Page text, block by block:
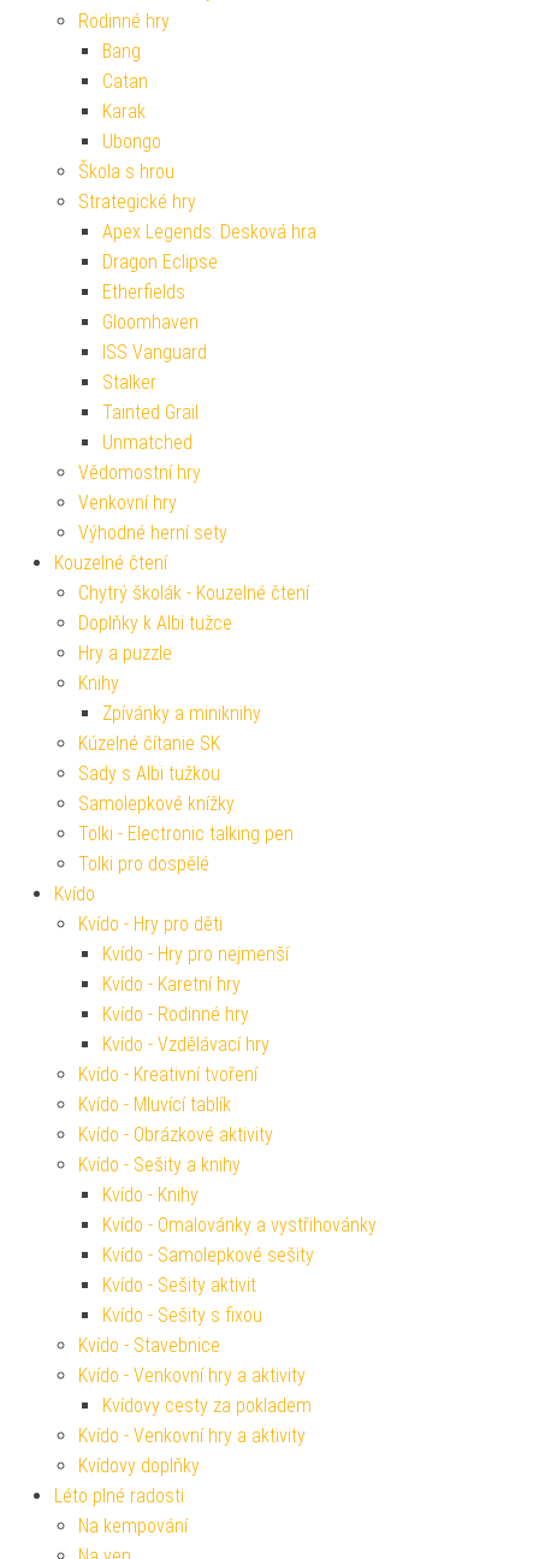
Rodinné hry
Bang
Catan
Karak
Ubongo
Škola s hrou
Strategické hry
Apex Legends: Desková hra
Dragon Eclipse
Etherfields
Gloomhaven
ISS Vanguard
Stalker
Tainted Grail
Unmatched
Vědomostní hry
Venkovní hry
Výhodné herní sety
Kouzelné čtení
Chytrý školák - Kouzelné čtení
Doplňky k Albi tužce
Hry a puzzle
Knihy
Zpívánky a miniknihy
Kúzelné čítanie SK
Sady s Albi tužkou
Samolepkové knížky
Tolki - Electronic talking pen
Tolki pro dospělé
Kvído
Kvído - Hry pro děti
Kvído - Hry pro nejmenší
Kvído - Karetní hry
Kvído - Rodinné hry
Kvído - Vzdělávací hry
Kvído - Kreativní tvoření
Kvído - Mluvící tablík
Kvído - Obrázkové aktivity
Kvído - Sešity a knihy
Kvído - Knihy
Kvído - Omalovánky a vystřihovánky
Kvído - Samolepkové sešity
Kvído - Sešity aktivit
Kvído - Sešity s fixou
Kvído - Stavebnice
Kvído - Venkovní hry a aktivity
Kvídovy cesty za pokladem
Kvído - Venkovní hry a aktivity
Kvídovy doplňky
Léto plné radosti
Na kempování